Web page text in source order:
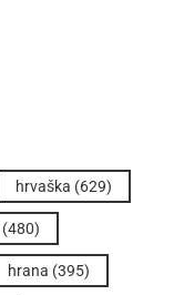
hrvaška (629)
(480)
hrana (395)